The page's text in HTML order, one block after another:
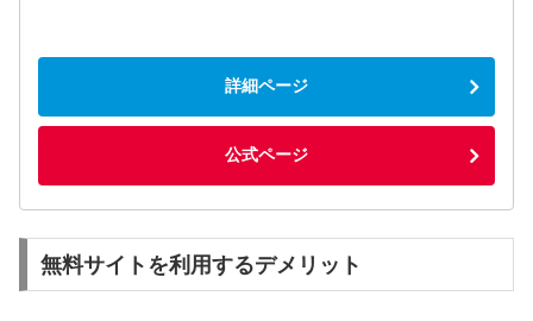
詳細ページ
公式ページ
無料サイトを利用するデメリット